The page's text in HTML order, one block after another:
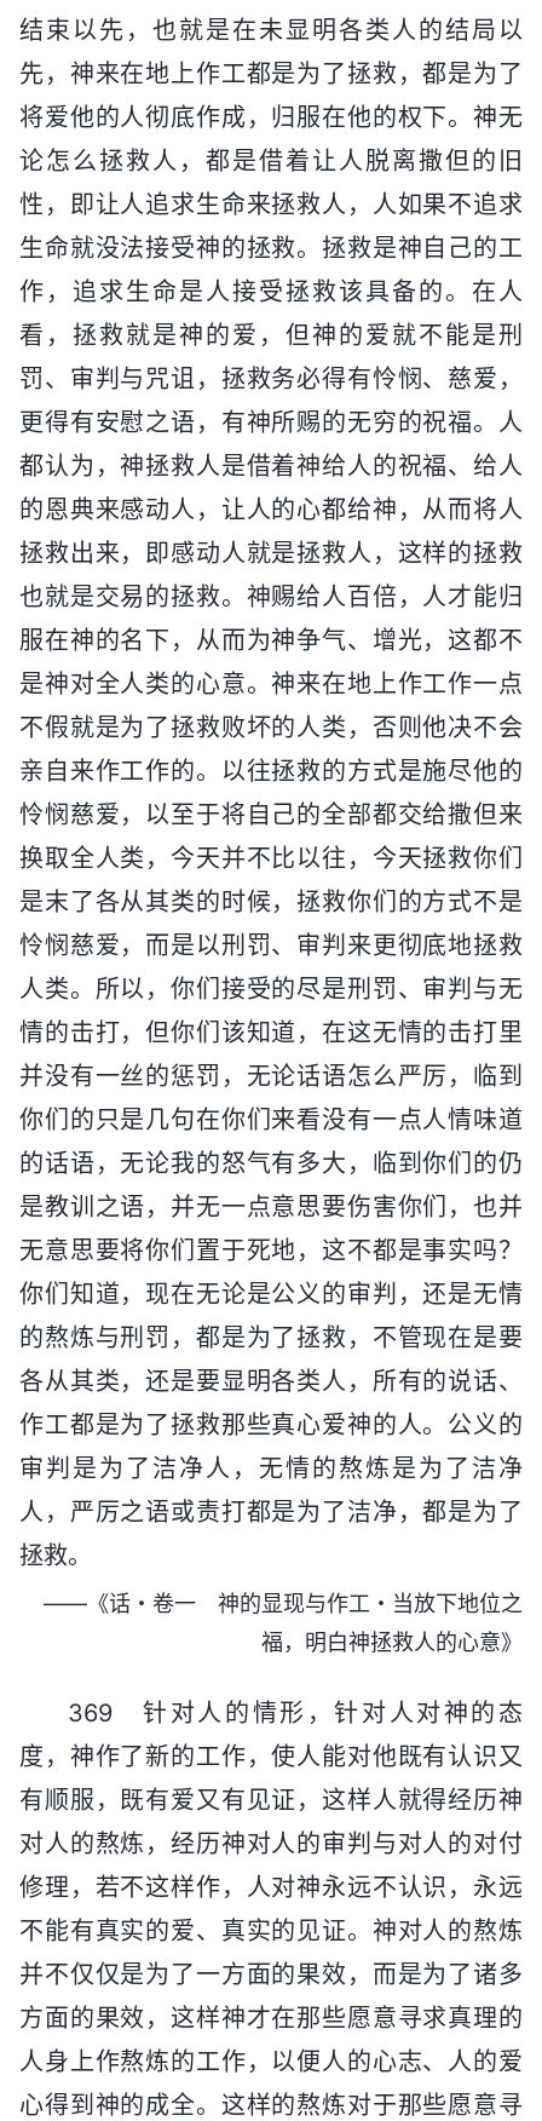
结束以先，也就是在未显明各类人的结局以
先，神来在地上作工都是为了拯救，都是为了
将爱他的人彻底作成，归服在他的权下。神无
论怎么拯救人，都是借着让人脱离撒但的旧
性，即让人追求生命来拯救人，人如果不追求
生命就没法接受神的拯救。拯救是神自己的工
作，追求生命是人接受拯救该具备的。在人
看，拯救就是神的爱，但神的爱就不能是刑
罚、审判与咒诅，拯救务必得有怜悯、慈爱，
更得有安慰之语，有神所赐的无穷的祝福。人
都认为，神拯救人是借着神给人的祝福、给人
的恩典来感动人，让人的心都给神，从而将人
拯救出来，即感动人就是拯救人，这样的拯救
也就是交易的拯救。神赐给人百倍，人才能归
服在神的名下，从而为神争气、增光，这都不
是神对全人类的心意。神来在地上作工作一点
不假就是为了拯救败坏的人类，否则他决不会
亲自来作工作的。以往拯救的方式是施尽他的
怜悯慈爱，以至于将自己的全部都交给撒但来
换取全人类，今天并不比以往，今天拯救你们
是末了各从其类的时候，拯救你们的方式不是
怜悯慈爱，而是以刑罚、审判来更彻底地拯救
人类。所以，你们接受的尽是刑罚、审判与无
情的击打，但你们该知道，在这无情的击打里
并没有一丝的惩罚，无论话语怎么严厉，临到
你们的只是几句在你们来看没有一点人情味道
的话语，无论我的怒气有多大，临到你们的仍
是教训之语，并无一点意思要伤害你们，也并
无意思要将你们置于死地，这不都是事实吗？
你们知道，现在无论是公义的审判，还是无情
的熬炼与刑罚，都是为了拯救，不管现在是要
各从其类，还是要显明各类人，所有的说话、
作工都是为了拯救那些真心爱神的人。公义的
审判是为了洁净人，无情的熬炼是为了洁净
人，严厉之语或责打都是为了洁净，都是为了
拯救。
——《话・卷一 神的显现与作工・当放下地位之
福，明白神拯救人的心意》
369 针对人的情形，针对人对神的态
度，神作了新的工作，使人能对他既有认识又
有顺服，既有爱又有见证，这样人就得经历神
对人的熬炼，经历神对人的审判与对人的对付
修理，若不这样作，人对神永远不认识，永远
不能有真实的爱、真实的见证。神对人的熬炼
并不仅仅是为了一方面的果效，而是为了诸多
方面的果效，这样神才在那些愿意寻求真理的
人身上作熬炼的工作，以便人的心志、人的爱
心得到神的成全。这样的熬炼对于那些愿意寻